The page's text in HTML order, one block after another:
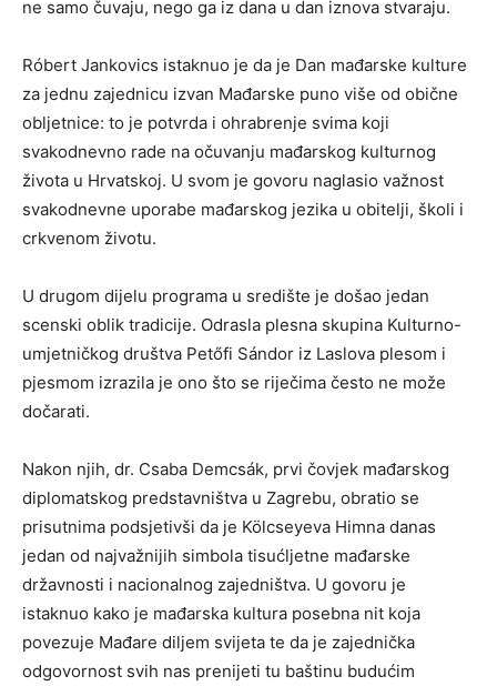
ne samo čuvaju, nego ga iz dana u dan iznova stvaraju.
Róbert Jankovics istaknuo je da je Dan mađarske kulture
za jednu zajednicu izvan Mađarske puno više od obične
obljetnice: to je potvrda i ohrabrenje svima koji
svakodnevno rade na očuvanju mađarskog kulturnog
života u Hrvatskoj. U svom je govoru naglasio važnost
svakodnevne uporabe mađarskog jezika u obitelji, školi i
crkvenom životu.
U drugom dijelu programa u središte je došao jedan
scenski oblik tradicije. Odrasla plesna skupina Kulturno-
umjetničkog društva Petőfi Sándor iz Laslova plesom i
pjesmom izrazila je ono što se riječima često ne može
dočarati.
Nakon njih, dr. Csaba Demcsák, prvi čovjek mađarskog
diplomatskog predstavništva u Zagrebu, obratio se
prisutnima podsjetivši da je Kölcseyeva Himna danas
jedan od najvažnijih simbola tisućljetne mađarske
državnosti i nacionalnog zajedništva. U govoru je
istaknuo kako je mađarska kultura posebna nit koja
povezuje Mađare diljem svijeta te da je zajednička
odgovornost svih nas prenijeti tu baštinu budućim